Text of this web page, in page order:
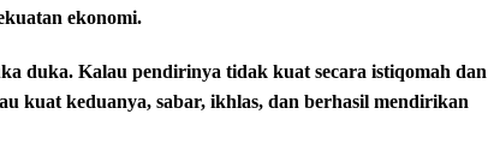
ekonomi.
duka. Kalau pendirinya tidak kuat secara istiqomah dan
kuat keduanya, sabar, ikhlas, dan berhasil mendirikan